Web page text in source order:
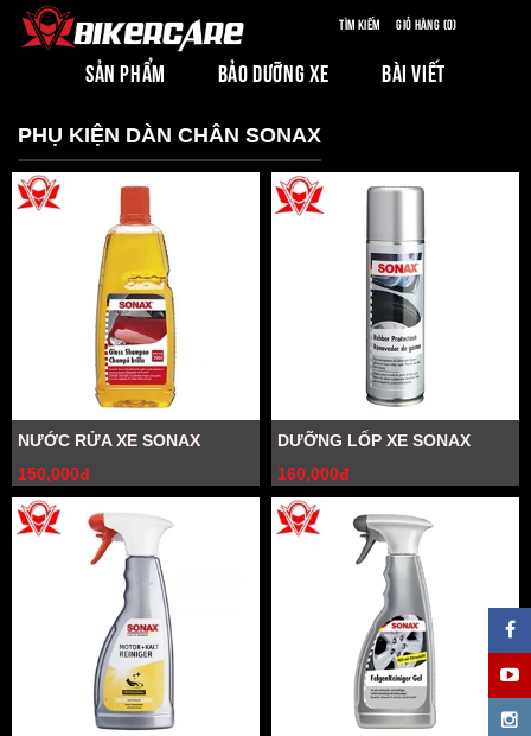
Tìm kiếm Giỏ hàng (0)
SẢN PHẨM BẢO DƯỠNG XE BÀI VIẾT
PHỤ KIỆN DÀN CHÂN SONAX
NƯỚC RỬA XE SONAX
150,000đ
DƯỠNG LỐP XE SONAX
160,000đ